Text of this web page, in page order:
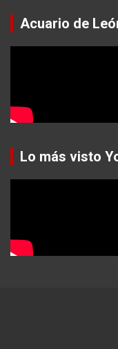
Acuario de
Lo más visto